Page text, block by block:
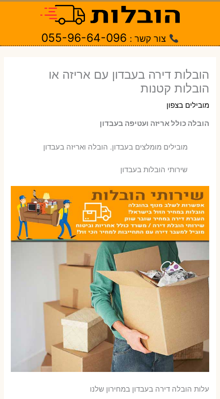
צור קשר : 055-96-64-096
הובלות דירה בעבדון עם אריזה או
הובלות קטנות
מובילים בצפון
הובלה כולל אריזה ועטיפה בעבדון
‫מובילים מומלצים בעבדון. הובלה ואריזה בעבדון
שירותי הובלות בעבדון
עלות הובלה דירה בעבדון במחירון שלנו